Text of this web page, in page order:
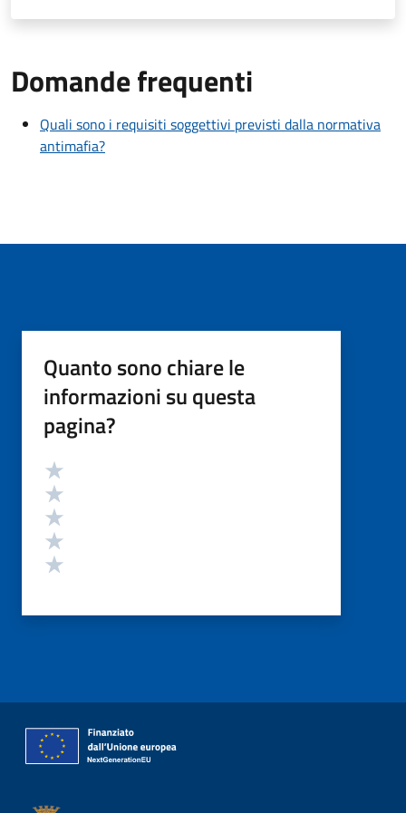
Domande frequenti
Quali sono i requisiti soggettivi previsti dalla normativa
antimafia?
Quanto sono chiare le
informazioni su questa
pagina?
Valutazione